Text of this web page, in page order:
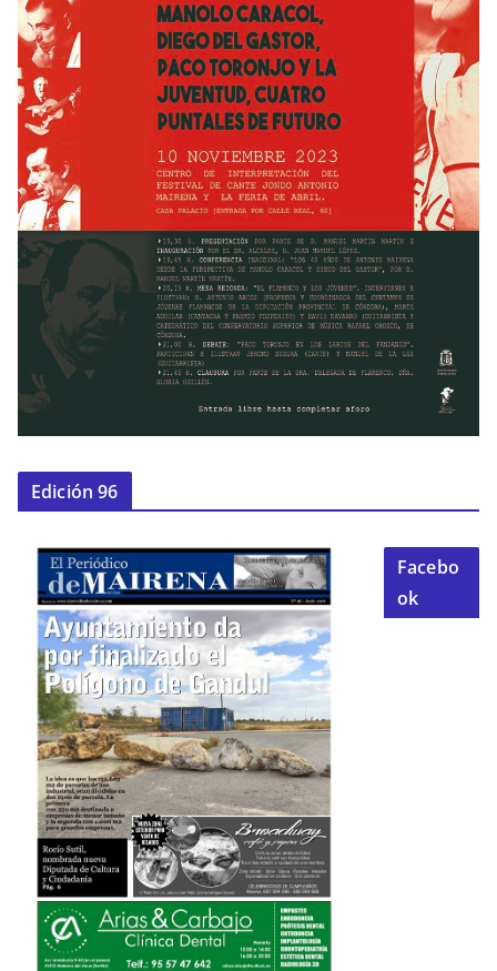
Edición 96
Facebo
ok